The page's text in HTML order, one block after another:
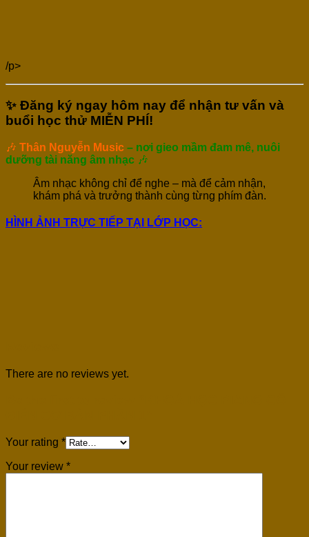
/p>
✨ Đăng ký ngay hôm nay để nhận tư vấn và
buổi học thử MIỄN PHÍ!
🎶 Thân Nguyễn Music – nơi gieo mầm đam mê, nuôi
dưỡng tài năng âm nhạc 🎶
Âm nhạc không chỉ để nghe – mà để cảm nhận,
khám phá và trưởng thành cùng từng phím đàn.
HÌNH ẢNH TRỰC TIẾP TẠI LỚP HỌC:
There are no reviews yet.
Your rating *
Your review *